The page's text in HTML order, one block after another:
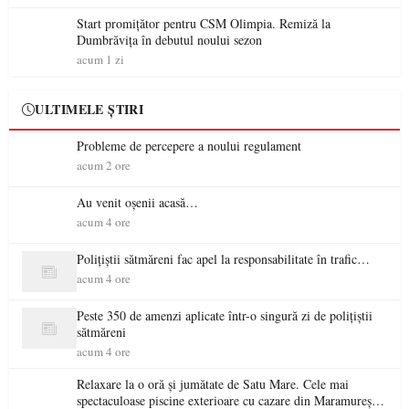
Start promițător pentru CSM Olimpia. Remiză la
Dumbrăvița în debutul noului sezon
acum 1 zi
ULTIMELE ȘTIRI
Probleme de percepere a noului regulament
acum 2 ore
Au venit oșenii acasă…
acum 4 ore
Polițiștii sătmăreni fac apel la responsabilitate în trafic…
acum 4 ore
Peste 350 de amenzi aplicate într-o singură zi de polițiștii
sătmăreni
acum 4 ore
Relaxare la o oră și jumătate de Satu Mare. Cele mai
spectaculoase piscine exterioare cu cazare din Maramureș,